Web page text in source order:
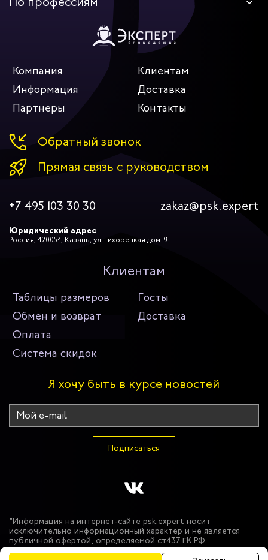
Компания
Клиентам
Информация
Доставка
Партнеры
Контакты
Обратный звонок
Прямая связь с руководством
+7 495 103 30 30 zakaz@psk.expert
Юридический адрес
Россия, 420054, Казань, ул. Тихорецкая дом 19
Клиентам
Таблицы размеров
Госты
Обмен и возврат
Доставка
Оплата
Система скидок
Я хочу быть в курсе новостей
Подписаться
"Информация на интернет-сайте psk.expert носит
исключительно информационный характер и не является
публичной офертой, определяемой ст.437 ГК РФ.
Производитель оставляет за собой право в одностороннем